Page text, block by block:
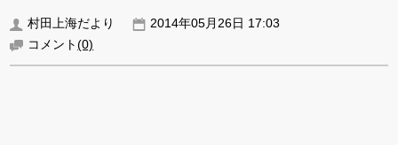
村田上海だより
2014年05月26日 17:03
コメント(0)